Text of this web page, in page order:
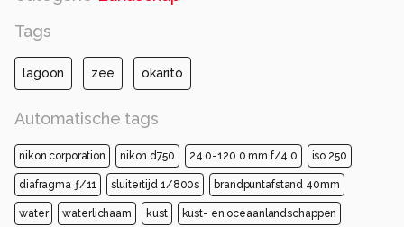
Tags
lagoon zee okarito
Automatische tags
nikon corporation nikon d750 24.0-120.0 mm f/4.0 iso 250
diafragma ƒ/11 sluitertijd 1/800s brandpuntafstand 40mm
water waterlichaam kust kust- en oceaanlandschappen